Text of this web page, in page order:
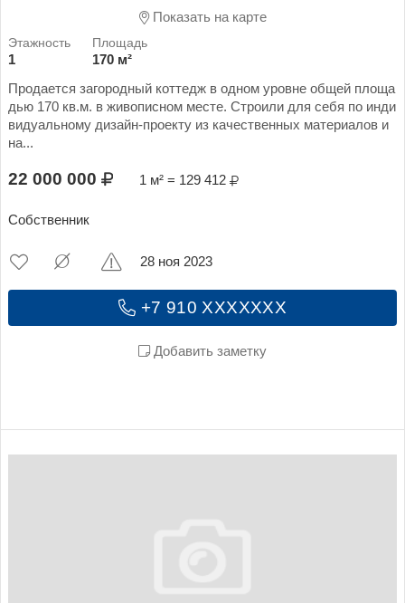
Показать на карте
1
170 м²
Продается загородный коттедж в одном уровне общей площа
дью 170 кв.м. в живописном месте. Строили для себя по инди
видуальному дизайн-проекту из качественных материалов и
на...
22 000 000 1 м² = 129 412
Собственник
+7 910 XXXXXXX
Добавить заметку
28 ноя 2023